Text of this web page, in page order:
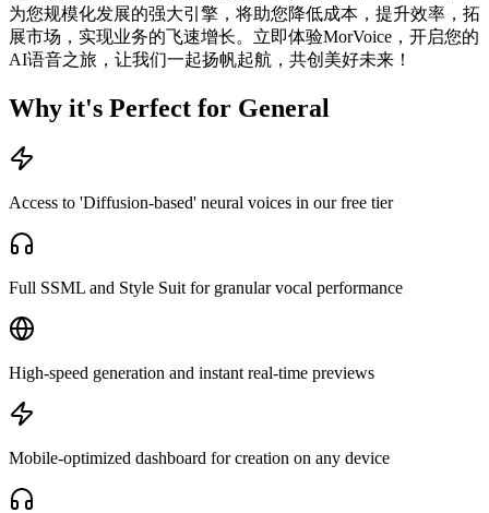
为您规模化发展的强大引擎，将助您降低成本，提升效率，拓
展市场，实现业务的飞速增长。立即体验MorVoice，开启您的
AI语音之旅，让我们一起扬帆起航，共创美好未来！
Why it's Perfect for General
Access to 'Diffusion-based' neural voices in our free tier
Full SSML and Style Suit for granular vocal performance
High-speed generation and instant real-time previews
Mobile-optimized dashboard for creation on any device